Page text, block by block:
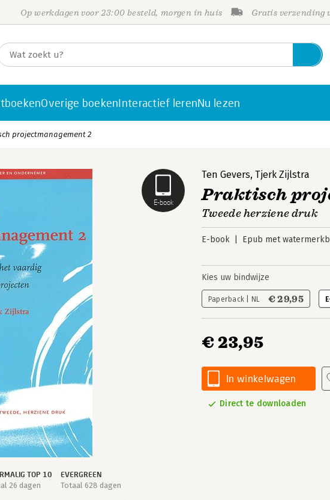
Op werkdagen voor 23:00 besteld, morgen in huis Gratis verzending
Overige boekenInteractief lerenNu lezen
projectmanagement 2
E-book
TOP 10
26 dagen
EVERGREEN
Totaal 628 dagen
Ten Gevers, Tjerk Zijlstra
Praktisch
Tweede herziene druk
E-book Epub met
Kies uw bindwijze
Paperback | NL € 29,95
€ 23,95
In winkelwagen
Direct te downloaden